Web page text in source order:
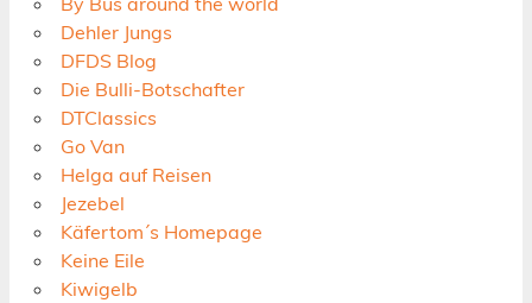
Dehler Jungs
DFDS Blog
Die Bulli-Botschafter
DTClassics
Go Van
Helga auf Reisen
Jezebel
Käfertom´s Homepage
Keine Eile
Kiwigelb